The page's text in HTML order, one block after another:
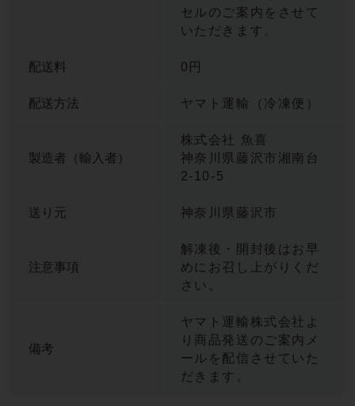
セルのご案内をさせて
いただきます。
配送料 0円
配送方法 ヤマト運輸（冷凍便）
製造者（輸入者）
株式会社 魚喜
神奈川県藤沢市湘南台
2-10-5
送り元 神奈川県藤沢市
注意事項
解凍後・開封後はお早
めにお召し上がりくだ
さい。
備考
ヤマト運輸株式会社よ
り商品発送のご案内メ
ールを配信させていた
だきます。